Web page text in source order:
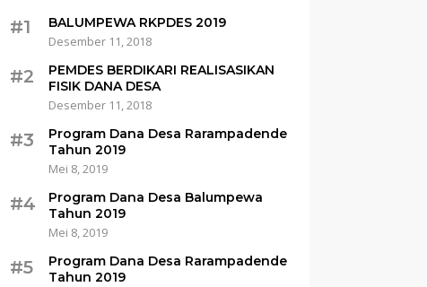
#1
BALUMPEWA RKPDES 2019
Desember 11, 2018
#2
PEMDES BERDIKARI REALISASIKAN
FISIK DANA DESA
Desember 11, 2018
#3
Program Dana Desa Rarampadende
Tahun 2019
Mei 8, 2019
#4
Program Dana Desa Balumpewa
Tahun 2019
Mei 8, 2019
#5
Program Dana Desa Rarampadende
Tahun 2019